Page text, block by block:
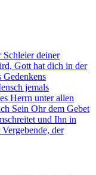
Schleier deiner
Gott hat dich in der
jemals
Herrn unter allen
Sein Ohr dem Gebet
und Ihn in
der